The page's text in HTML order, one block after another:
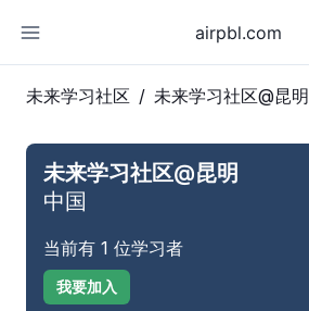
airpbl.com
未来学习社区 / 未来学习社区@昆明
未来学习社区@昆明
中国
当前有 1 位学习者
我要加入